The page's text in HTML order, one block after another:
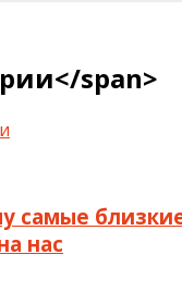
span>
самые
нас